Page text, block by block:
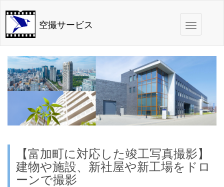
navigation
空撮サービス
【富加町に対応した竣工写真撮影】
建物や施設、新社屋や新工場をドロ
ーンで撮影